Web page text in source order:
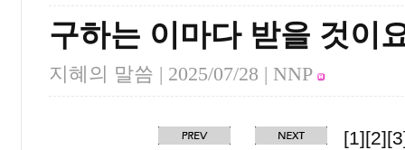
구하는 이마다 받을 것이
지혜의 말씀 | 2025/07/28 | NNP
[1][2]